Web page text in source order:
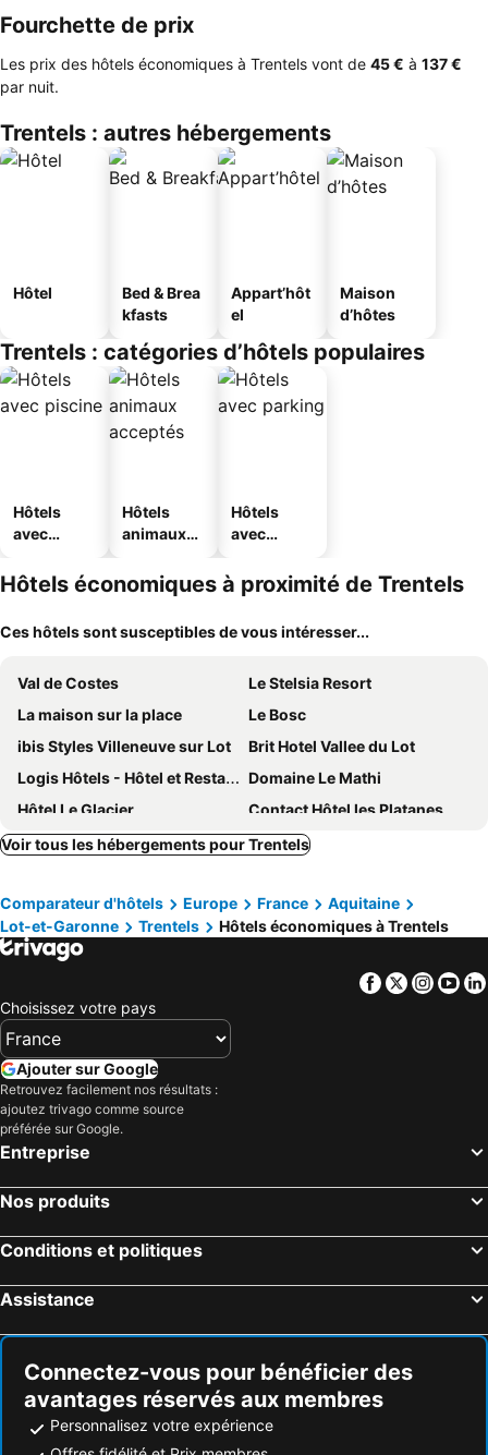
Fourchette de prix
Les prix des hôtels économiques à Trentels vont de ‎45 € à ‎137 €
par nuit.
Trentels : autres hébergements
Hôtel
Bed & Brea
kfasts
Appart’hôt
el
Maison
d’hôtes
Trentels : catégories d’hôtels populaires
Hôtels
avec
Hôtels
animaux
Hôtels
avec
Hôtels économiques à proximité de Trentels
Ces hôtels sont susceptibles de vous intéresser...
Val de Costes
Le Stelsia Resort
La maison sur la place
Le Bosc
ibis Styles Villeneuve sur Lot
Brit Hotel Vallee du Lot
Logis Hôtels - Hôtel et Restaurant Les Voyageurs
Domaine Le Mathi
Hôtel Le Glacier
Contact Hôtel les Platanes Villeneuve sur Lot Centre
Hôtel Mercure Villeneuve sur Lot Moulin de Madame
Campanile Villeneuve-Sur-Lot
Logis Hôtel La Bastide des Oliviers
Hôtel Restaurant O REGAL
Hôtel La Résidence
Hotel Restaurant La Dame du Lac
Pouzatel
Hotel Deltour H
Voir tous les hébergements pour Trentels
Comparateur d'hôtels Europe France
Aquitaine
Lot-et-Garonne
Trentels Hôtels économiques à Trentels
Facebook
Twitter
Choisissez votre pays
Ajouter sur Google
Retrouvez facilement nos résultats :
ajoutez trivago comme source
préférée sur Google.
Entreprise
Nos produits
Conditions et politiques
Assistance
Connectez-vous pour bénéficier des
avantages réservés aux membres
Personnalisez votre expérience